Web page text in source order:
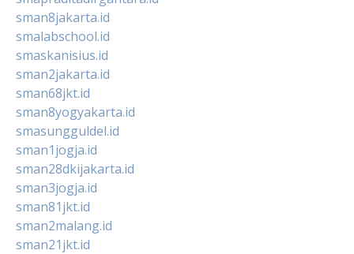
sman8jakarta.id
smalabschool.id
smaskanisius.id
sman2jakarta.id
sman68jkt.id
sman8yogyakarta.id
smasungguldel.id
sman1jogja.id
sman28dkijakarta.id
sman3jogja.id
sman81jkt.id
sman2malang.id
sman21jkt.id